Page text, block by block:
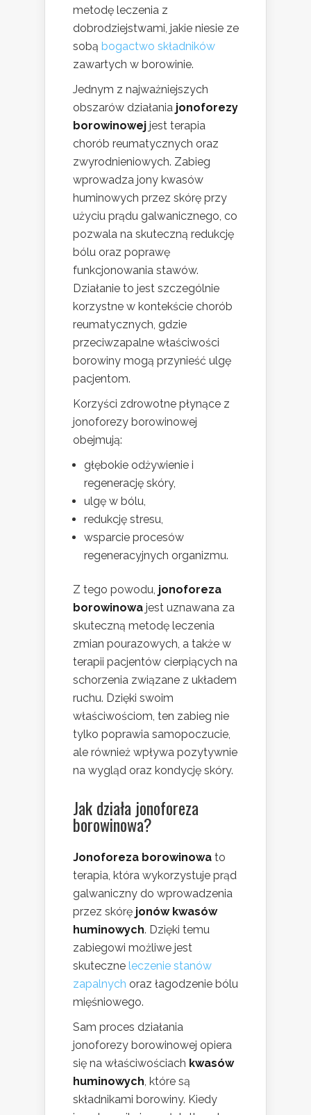
metodę leczenia z
dobrodziejstwami, jakie niesie ze
sobą bogactwo składników
zawartych w borowinie.
Jednym z najważniejszych
obszarów działania jonoforezy
borowinowej jest terapia
chorób reumatycznych oraz
zwyrodnieniowych. Zabieg
wprowadza jony kwasów
huminowych przez skórę przy
użyciu prądu galwanicznego, co
pozwala na skuteczną redukcję
bólu oraz poprawę
funkcjonowania stawów.
Działanie to jest szczególnie
korzystne w kontekście chorób
reumatycznych, gdzie
przeciwzapalne właściwości
borowiny mogą przynieść ulgę
pacjentom.
Korzyści zdrowotne płynące z
jonoforezy borowinowej
obejmują:
głębokie odżywienie i
regenerację skóry,
ulgę w bólu,
redukcję stresu,
wsparcie procesów
regeneracyjnych organizmu.
Z tego powodu, jonoforeza
borowinowa jest uznawana za
skuteczną metodę leczenia
zmian pourazowych, a także w
terapii pacjentów cierpiących na
schorzenia związane z układem
ruchu. Dzięki swoim
właściwościom, ten zabieg nie
tylko poprawia samopoczucie,
ale również wpływa pozytywnie
na wygląd oraz kondycję skóry.
Jak działa jonoforeza
borowinowa?
Jonoforeza borowinowa to
terapia, która wykorzystuje prąd
galwaniczny do wprowadzenia
przez skórę jonów kwasów
huminowych. Dzięki temu
zabiegowi możliwe jest
skuteczne leczenie stanów
zapalnych oraz łagodzenie bólu
mięśniowego.
Sam proces działania
jonoforezy borowinowej opiera
się na właściwościach kwasów
huminowych, które są
składnikami borowiny. Kiedy